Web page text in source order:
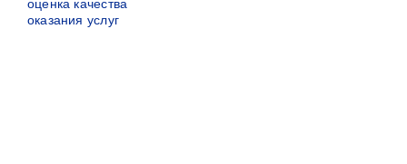
оценка качества
оказания услуг